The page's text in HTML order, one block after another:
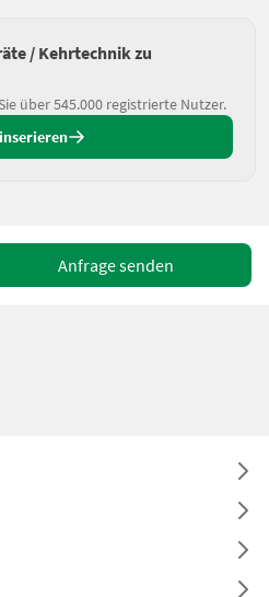
/ Kehrtechnik zu
über 545.000 registrierte Nutzer.
Anfrage senden